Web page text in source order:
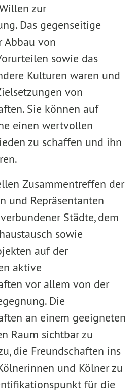
zur
Das gegenseitige
Abbau von
sowie das
Kulturen waren und
von
Sie können auf
einen wertvollen
zu schaffen und ihn
Zusammentreffen der
und Repräsentanten
Städte, dem
sowie
auf der
aktive
vor allem von der
Die
an einem geeigneten
Raum sichtbar zu
die Freundschaften ins
und Kölner zu
für die